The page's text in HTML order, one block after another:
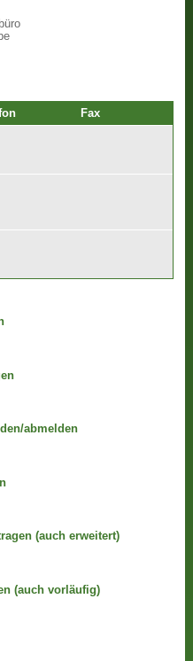
Fax
abmelden
(auch erweitert)
(auch vorläufig)